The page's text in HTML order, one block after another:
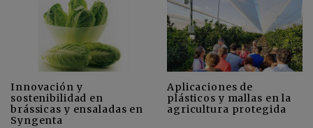
Innovación y
sostenibilidad en
brássicas y ensaladas en
Syngenta
Aplicaciones de
plásticos y mallas en la
agricultura protegida